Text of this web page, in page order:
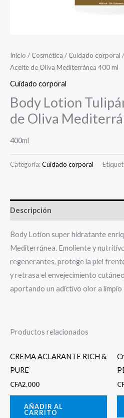
Inicio / Cosmética / Cuidado corporal
Aceite de Oliva Mediterránea 400 ml
Cuidado corporal
Body Lotion
de Oliva
400ml
Categoría:Cuidado corporal
Descripción
Body Lotion super hidratante
Mediterránea. Emoliente y
regenerantes, protege la piel
y retrasa el envejecimiento
aportando un adictivo olor a
Productos relacionados
CREMA ACLARANTE RICH &
PURE
CFA2.000
AÑADIR AL
CARRITO